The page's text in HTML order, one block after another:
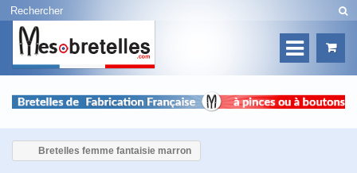
Bretelles femme fantaisie marron